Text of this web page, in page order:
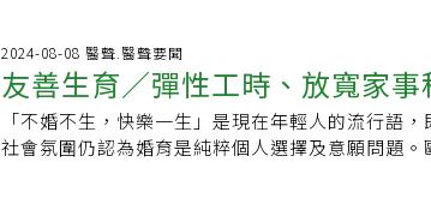
地規定，以免影響行程。在Threads查看
量人力。台灣的專科醫師已發展40年，專科護理師
推動的方向。張豫立解釋，目前國內並沒有正式的
臨床藥學會正在推動感染、癌症、中藥、小兒科和
年(2025年)更首次舉辦重症加護專科的認證考試，
照。也有超過40位藥師報考美國的專科藥師認證
假醫療訊息然而，人工智慧也被不肖份子用來詐騙
上的「假醫生」數量激增，這些由AI虛構的醫生在
健康資訊，而且逼真程度讓民眾幾乎難以辨別出
內容往往用更吸引人注意的方式呈現，演算法不
Hannah的爸爸，外表看起來十分年輕，如果不說
像他其實已經62歲。Hannah在貼文中表示，表示
時，就有不少粉絲好奇為何父親看起來這麼年輕？
診斷出癌症後，開始進行嚴格的飲食和生活控管
整天下來都吃些什麼。凍齡歐爸的「飲食保養秘訣
2024-08-08 醫聲.醫聲要聞
友善生育／彈性工時、放寬家
兩大政策助好「孕」
「不婚不生，快樂一生」是現在年輕人的流行語
社會氛圍仍認為婚育是純粹個人選擇及意願問題